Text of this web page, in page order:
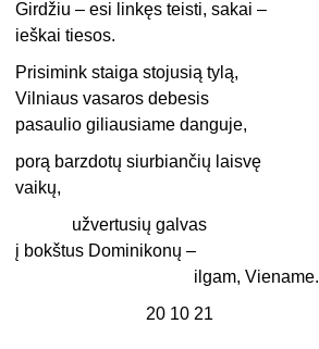
Girdžiu – esi linkęs teisti, sakai –
ieškai tiesos.
Prisimink staiga stojusią tylą,
Vilniaus vasaros debesis
pasaulio giliausiame danguje,
porą barzdotų siurbiančių laisvę
vaikų,
užvertusių galvas
į bokštus Dominikonų –
ilgam, Viename.
20 10 21